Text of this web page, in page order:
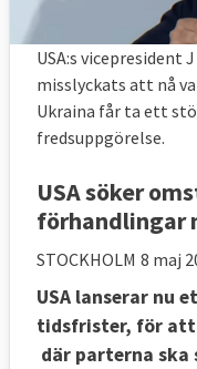
USA:s vicepresident
misslyckats att nå
Ukraina får ta ett
fredsuppgörelse.
USA söker
förhandlingar
STOCKHOLM 8 maj
USA lanserar nu
tidsfrister, för att
där parterna ska